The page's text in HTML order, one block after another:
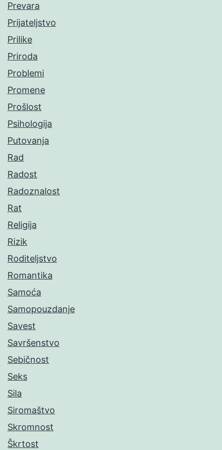
Prevara
Prijateljstvo
Prilike
Priroda
Problemi
Promene
Prošlost
Psihologija
Putovanja
Rad
Radost
Radoznalost
Rat
Religija
Rizik
Roditeljstvo
Romantika
Samoća
Samopouzdanje
Savest
Savršenstvo
Sebičnost
Seks
Sila
Siromaštvo
Skromnost
Škrtost